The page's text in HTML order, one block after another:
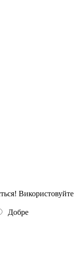
Використовуйте
Добре